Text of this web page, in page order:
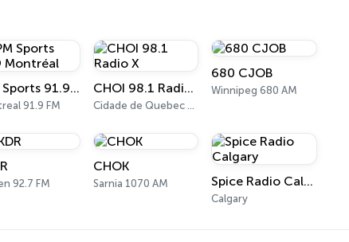
BPM Sports 91.9 Montréal
91.9 FM
CHOI 98.1 Radio X
Cidade de Quebec 98.1 FM
680 CJOB
Winnipeg 680 AM
92.7 FM
CHOK
Sarnia 1070 AM Spice Radio Calgary
Calgary